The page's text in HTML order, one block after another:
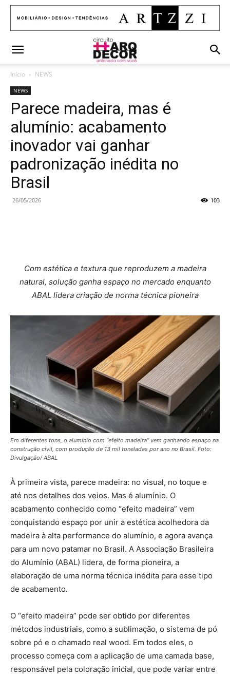
Início NEWS
NEWS
Parece madeira, mas é
alumínio: acabamento
inovador vai ganhar
padronização inédita no
Brasil
26/05/2026 103
Com estética e textura que reproduzem a madeira
natural, solução ganha espaço no mercado enquanto
ABAL lidera criação de norma técnica pioneira
Em diferentes tons, o alumínio com “efeito madeira” vem ganhando espaço na
construção civil, com produção de 13 mil toneladas por ano no Brasil. Foto:
Divulgação/ ABAL
À primeira vista, parece madeira: no visual, no toque e
até nos detalhes dos veios. Mas é alumínio. O
acabamento conhecido como “efeito madeira” vem
conquistando espaço por unir a estética acolhedora da
madeira à alta performance do alumínio, e agora avança
para um novo patamar no Brasil. A Associação Brasileira
do Alumínio (ABAL) lidera, de forma pioneira, a
elaboração de uma norma técnica inédita para esse tipo
de acabamento.
O “efeito madeira” pode ser obtido por diferentes
métodos industriais, como a sublimação, o sistema de pó
sobre pó e o chamado real wood. Em todos eles, o
processo começa com a aplicação de uma camada base,
responsável pela coloração inicial, que pode variar entre